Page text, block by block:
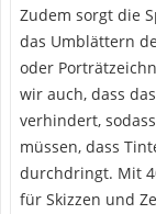
Zudem sorgt die
das Umblättern
oder
wir auch, dass
verhindert,
müssen, dass
durchdringt. Mit
für Skizzen und